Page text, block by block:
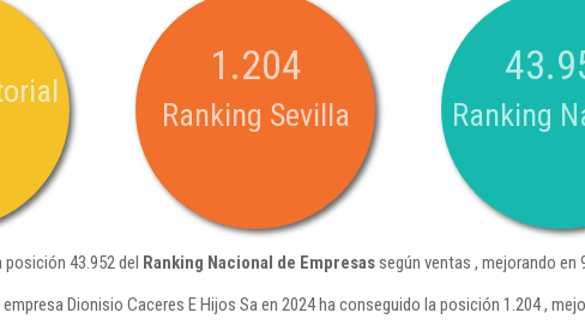
1.204
Ranking Sevilla Ranking
43.952 del Ranking Nacional de Empresassegún ventas , mejorando
Dionisio Caceres E Hijos Sa en 2024 ha conseguido la posición 1.204 ,